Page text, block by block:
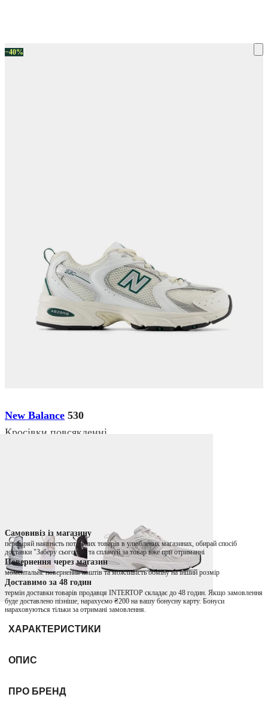
−40%
New Balance 530
Кросівки повсякденні
Самовивіз із магазину
перевіряй наявність потрібних товарів в улюблених магазинах, обирай спосіб
доставки "Заберу сьогодні" та сплачуй за товар вже при отриманні
Повернення через магазин
моментальне повернення коштів та можливість обміну на інший розмір
Доставимо за 48 годин
термін доставки товарів продавця INTERTOP складає до 48 годин. Якщо замовлення
буде доставлено пізніше, нарахуємо ₴200 на вашу бонусну карту. Бонуси
нараховуються тільки за отримані замовлення.
ХАРАКТЕРИСТИКИ
ОПИС
ПРО БРЕНД